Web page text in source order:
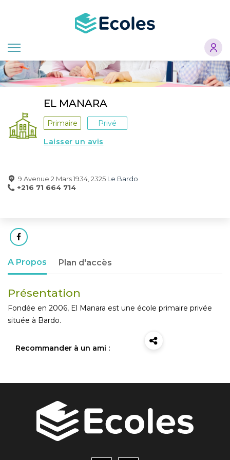
principal
EL MANARA
Primaire
Privé
Laisser un avis
9 Avenue 2 Mars 1934, 2325 Le Bardo
+216 71 664 714
A Propos Plan d'accès
Présentation
Fondée en 2006, El Manara est une école primaire privée
située à Bardo.
Recommander à un ami :